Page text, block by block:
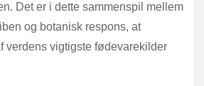
Det er i dette sammenspil mellem
og botanisk respons, at
verdens vigtigste fødevarekilder